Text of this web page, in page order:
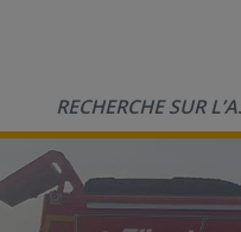
RECHERCHE SUR